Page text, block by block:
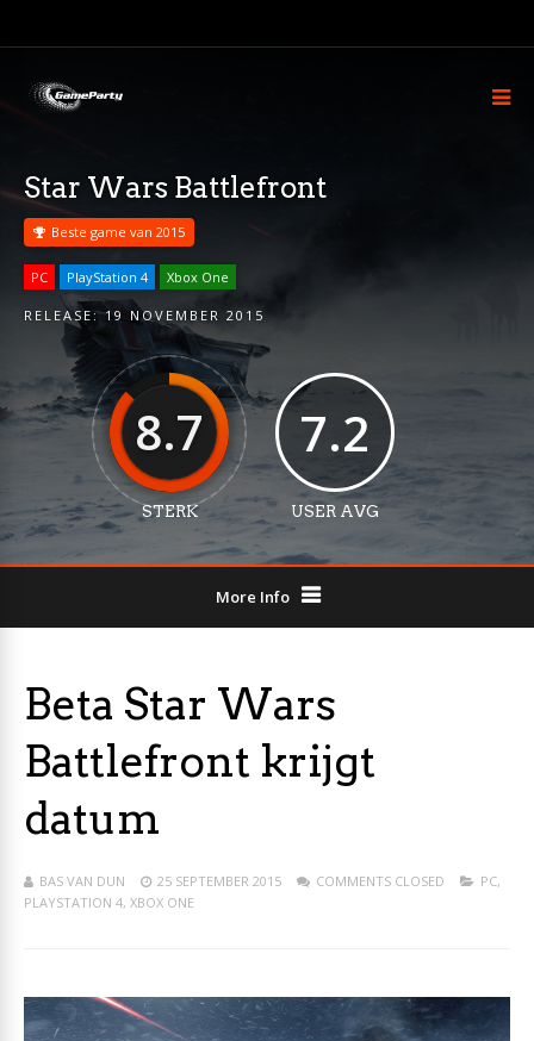
Star Wars Battlefront
Beste game van 2015
PC PlayStation 4 Xbox One
RELEASE:19 NOVEMBER 2015
8.7
STERK
7.2
USER AVG
More Info
Beta Star Wars
Battlefront krijgt
datum
BAS VAN DUN 25 SEPTEMBER 2015 COMMENTS CLOSED PC,
PLAYSTATION 4, XBOX ONE